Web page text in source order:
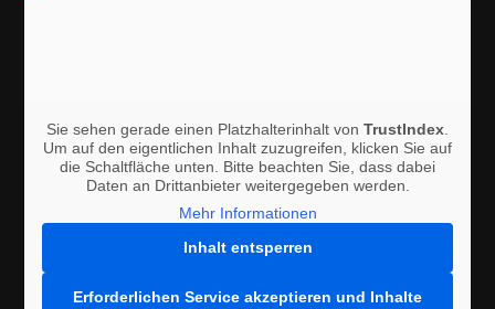
Sie sehen gerade einen Platzhalterinhalt von TrustIndex.
Um auf den eigentlichen Inhalt zuzugreifen, klicken Sie auf
die Schaltfläche unten. Bitte beachten Sie, dass dabei
Daten an Drittanbieter weitergegeben werden.
Mehr Informationen
Inhalt entsperren
Erforderlichen Service akzeptieren und Inhalte